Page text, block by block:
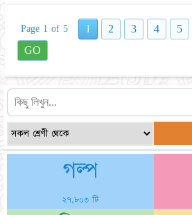
Page 1 of 5 1 2 3 4 5
GO
গল্প
২৭,৮০৩ টি